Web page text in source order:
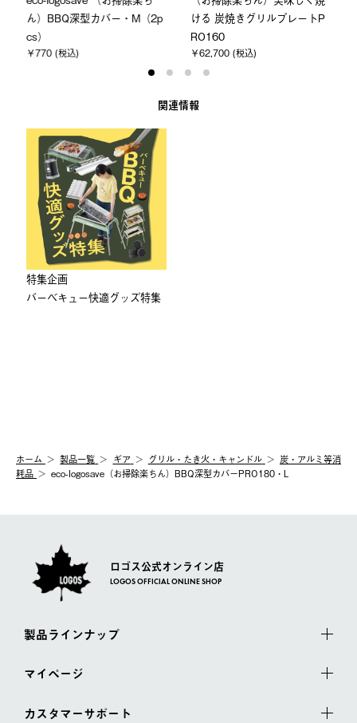
ん）BBQ深型カバー・M（2p
cs）
￥770 (税込)
ける 炭焼きグリルプレートP
RO160
￥62,700 (税込)
関連情報
特集企画
バーベキュー快適グッズ特集
ホーム 製品⼀覧 ギア グリル・たき火・キャンドル
炭・アルミ等消
耗品
eco-logosave（お掃除楽ちん）BBQ深型カバーPRO180・L
ロゴス公式オンライン店
LOGOS OFFICIAL ONLINE SHOP
製品ラインナップ
マイページ
カスタマーサポート